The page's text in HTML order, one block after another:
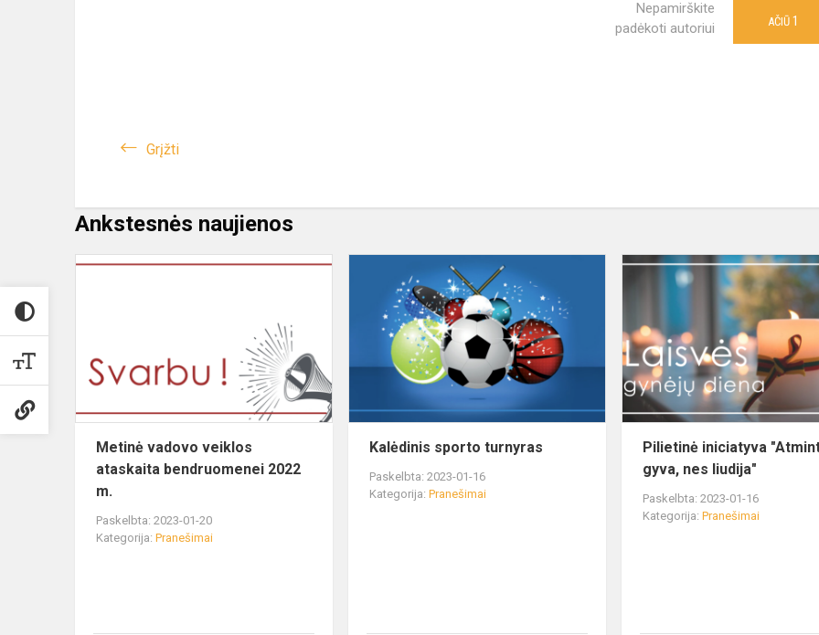
Nepamirškite
padėkoti autoriui
AČIŪ 1
Grįžti
Ankstesnės naujienos
Metinė vadovo veiklos
ataskaita bendruomenei 2022
m.
Paskelbta: 2023-01-20
Kategorija: Pranešimai
Kalėdinis sporto turnyras
Paskelbta: 2023-01-16
Kategorija:Pranešimai
Pilietinė iniciatyva
gyva, nes liudija"
Paskelbta: 2023-01-16
Kategorija:Pranešimai